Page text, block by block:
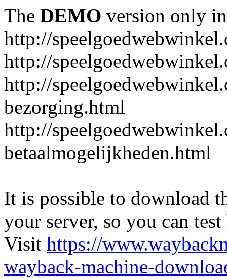
The DEMO version only
http://
http://
http://
bezorging.html
http://
betaalmogelijkheden.html
It is possible to download
your server, so you can
Visit https://
wayback-machine-